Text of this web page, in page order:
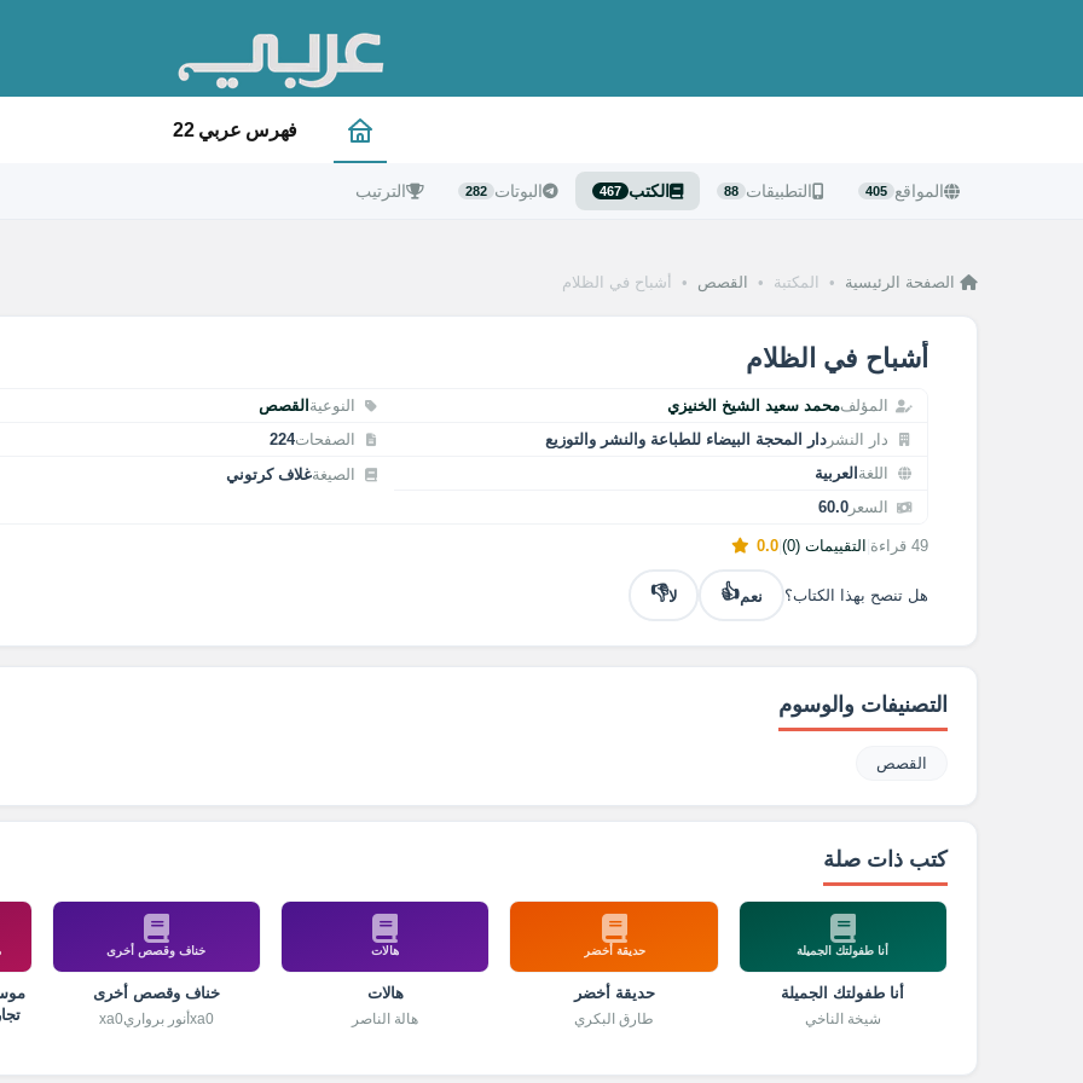
فهرس عربي 22
المواقع 405 التطبيقات 88 الكتب 467 البوتات 282 الترتيب
الصفحة الرئيسية • المكتبة • القصص • أشباح في الظلام
أشباح في الظلام
المؤلفمحمد سعيد الشيخ الخنيزي النوعية القصص
دار النشر دار المحجة البيضاء للطباعة والنشر والتوزيع الصفحات224
اللغة العربية الصيغةغلاف كرتوني
السعر 60.0
49 قراءة التقييمات (0) 0.0
هل تنصح بهذا الكتاب؟ نعم👍 لا👎
التصنيفات والوسوم
القصص
كتب ذات صلة
أنا طفولتك الجميلة
أنا طفولتك الجميلة
شيخة الناخي
حديقة أخضر
حديقة أخضر
طارق البكري
هالات
هالات
هالة الناصر
خناف وقصص أخرى
خناف وقصص أخرى
xa0أنور برواريxa0